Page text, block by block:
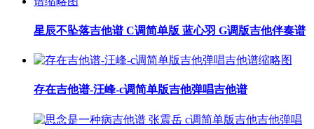
星辰不坠落吉他谱 C调简单版 蓝心羽 G调版吉他伴奏谱
存在吉他谱-汪峰-c调简单版吉他弹唱吉他谱